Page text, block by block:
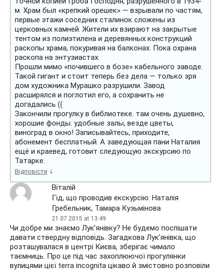
м. Храм был «крепкий орешек» — взрывали по частям,
первые этажи соседних сталинок сложены из
церковных камней. Жители их взирают на закрытые
тентом из полиэтилена и деревянных конструкций
раскопы храма, покуривая на балконах. Пока охрана
раскопа на энтузиастах.
Прошли мимо «почившего в бозе» кабельного заводе.
Такой гигант и стоит теперь без дела — только зря
дом художника Мурашко разрушили. Завод
расширялся и поглотил его, а сохранить не
догадались ((
Закончили прогулку в библиотеке. там очень душевно,
хорошие фонды. удобные залы, везде цветы,
виноград в окно! Записывайтесь, приходите,
абонемент бесплатный. А заведующая пани Наталия
ещё и краевед, готовит следующую экскурсию по
Татарке.
Відповісти ↓
Віталій
Гід, що проводив екскурсію: Наталія
Гребельник, Тамара Кузьмінова
21.07.2015 at 13:49
Чи добре ми знаємо Лук’янівку? Не будемо поспішати
давати ствердну відповідь. Загадкова Лук’янівка, що
розташувалася в центрі Києва, зберігає чимало
таємниць. Про це під час захоплюючої прогулянки
вулицями цієї terra incognita цікаво й змістовно розповіли